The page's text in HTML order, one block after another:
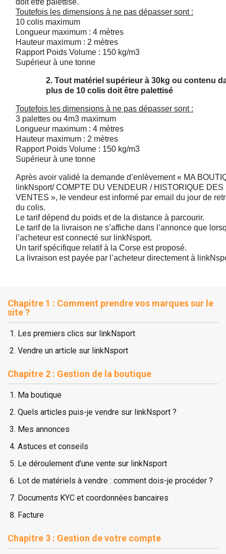
Chapitre 1 : Comment prendre vos marques sur le
site ?
Les premiers clics sur linkNsport
Vendre un article sur linkNsport
Chapitre 2 : Gestion de la boutique
Ma boutique
Quels articles puis-je vendre sur linkNsport ?
Mes annonces
Astuces et conseils
Le déroulement d’une vente sur linkNsport
Lot de matériels à vendre : comment dois-je procéder ?
Documents KYC et coordonnées bancaires
​Facture
Chapitre 3 : Gestion de votre compte
doit être palettisé.
Toutefois les dimensions à ne pas dépasser sont :
10 colis maximum
Longueur maximum : 4 mètres
Hauteur maximum : 2 mètres
Rapport Poids Volume : 150 kg/m3
Supérieur à une tonne
2. Tout matériel supérieur à 30kg ou contenu
plus de 10 colis doit être palettisé
Toutefois les dimensions à ne pas dépasser sont :
3 palettes ou 4m3 maximum
Longueur maximum : 4 mètres
Hauteur maximum : 2 mètres
Rapport Poids Volume : 150 kg/m3
Supérieur à une tonne
Après avoir validé la demande d’enlèvement « MA
linkNsport/ COMPTE DU VENDEUR / HISTORIQUE DES
VENTES », le vendeur est informé par email du jour de
du colis.
Le tarif dépend du poids et de la distance à parcourir.
Le tarif de la livraison ne s’affiche dans l’annonce que
l’acheteur est connecté sur linkNsport.
Un tarif spécifique relatif à la Corse est proposé.
La livraison est payée par l’acheteur directement à